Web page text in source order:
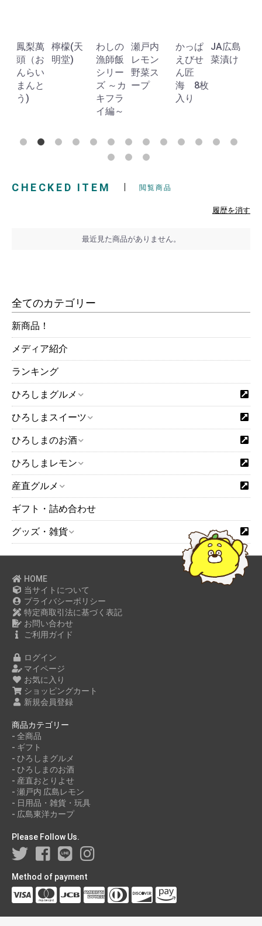
鳳梨萬
頭（お
んらい
まんと
う)
檸檬(天
明堂)
わしの
漁師飯
シリー
ズ ～カ
キフラ
イ編～
瀬戸内
レモン
野菜ス
ープ
かっぱ
えびせ
ん匠
海 8枚
入り
JA広島
菜漬け
CHECKED ITEM 閲覧商品
履歴を消す
最近見た商品がありません。
全てのカテゴリー
新商品！
メディア紹介
ランキング
ひろしまグルメ
ひろしまスイーツ
ひろしまのお酒
ひろしまレモン
産直グルメ
ギフト・詰め合わせ
グッズ・雑貨
HOME
当サイトについて
プライバシーポリシー
特定商取引法に基づく表記
お問い合わせ
ご利用ガイド
ログイン
マイページ
お気に入り
ショッピングカート
新規会員登録
商品カテゴリー
- 全商品
- ギフト
- ひろしまグルメ
- ひろしまのお酒
- 産直おとりよせ
- 瀬戸内 広島レモン
- 日用品・雑貨・玩具
- 広島東洋カープ
Please Follow Us.
Method of payment